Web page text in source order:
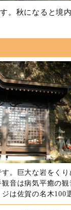
。秋になると境
。巨大な岩をく
音は病気平癒の
は佐賀の名木100